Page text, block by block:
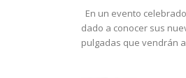
En un evento
dado a conocer sus
pulgadas que vendrán